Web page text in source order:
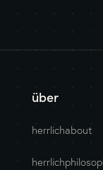
über
herrlichabout